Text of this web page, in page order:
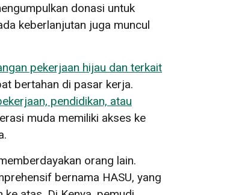
donasi untuk
keberlanjutan juga muncul
pekerjaan hijau dan terkait
bertahan di pasar kerja.
pendidikan, atau
muda memiliki akses ke
orang lain.
bernama HASU, yang